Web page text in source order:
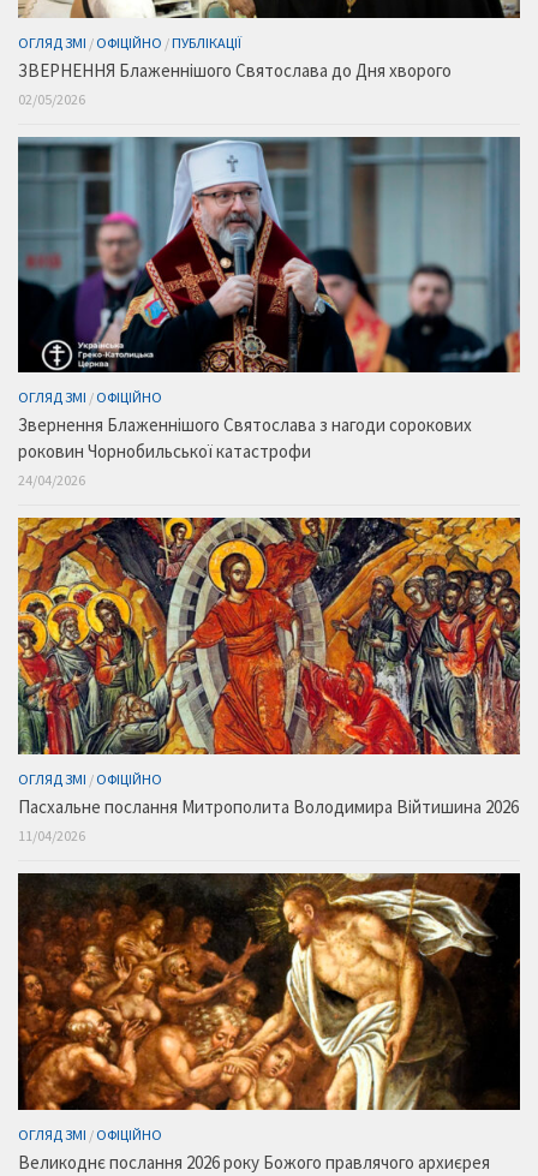
ОГЛЯД ЗМІ / ОФІЦІЙНО /ПУБЛІКАЦІЇ
ЗВЕРНЕННЯ Блаженнішого Святослава до Дня хворого
02/05/2026
ОГЛЯД ЗМІ / ОФІЦІЙНО
Звернення Блаженнішого Святослава з нагоди сорокових
роковин Чорнобильської катастрофи
24/04/2026
ОГЛЯД ЗМІ / ОФІЦІЙНО
Пасхальне послання Митрополита Володимира Війтишина 2026
11/04/2026
ОГЛЯД ЗМІ / ОФІЦІЙНО
Великоднє послання 2026 року Божого правлячого архиєрея